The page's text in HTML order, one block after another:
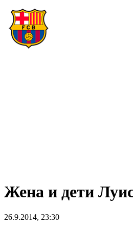
Жена и дети
26.9.2014, 23:30